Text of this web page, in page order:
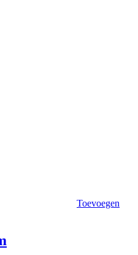
Toevoegen